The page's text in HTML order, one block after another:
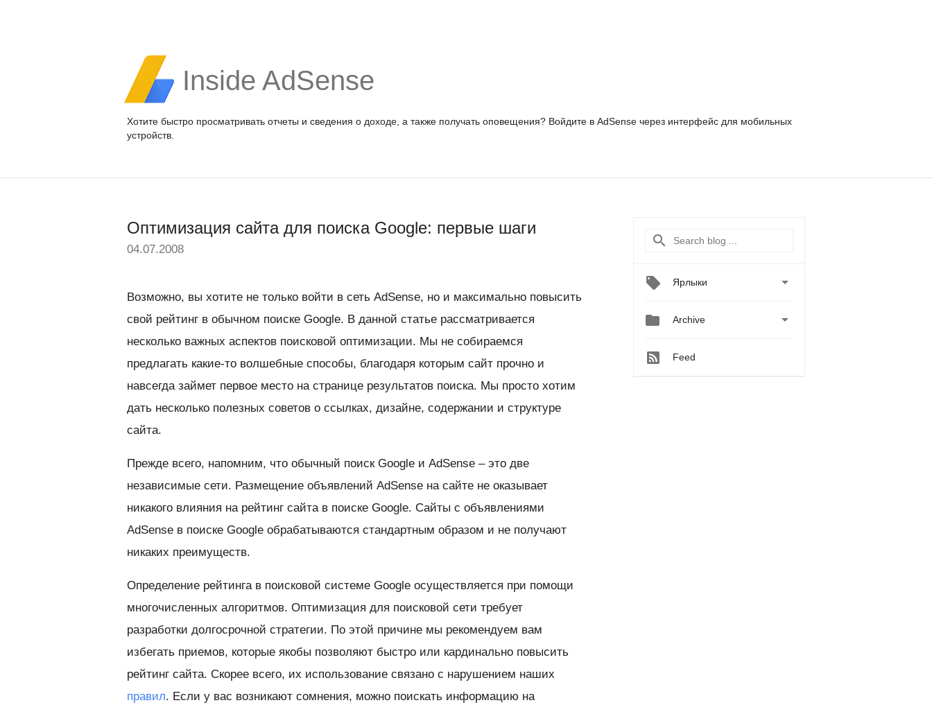
Inside AdSense
Хотите быстро просматривать отчеты и сведения о доходе, а также получать оповещения? Войдите в AdSense через интерфейс для мобильных
устройств.
Оптимизация сайта для поиска Google: первые шаги
04.07.2008
Возможно, вы хотите не только войти в сеть AdSense, но и максимально повысить
свой рейтинг в обычном поиске Google. В данной статье рассматривается
несколько важных аспектов поисковой оптимизации. Мы не собираемся
предлагать какие-то волшебные способы, благодаря которым сайт прочно и
навсегда займет первое место на странице результатов поиска. Мы просто хотим
дать несколько полезных советов о ссылках, дизайне, содержании и структуре
сайта.
Прежде всего, напомним, что обычный поиск Google и AdSense – это две
независимые сети. Размещение объявлений AdSense на сайте не оказывает
никакого влияния на рейтинг сайта в поиске Google. Сайты с объявлениями
AdSense в поиске Google обрабатываются стандартным образом и не получают
никаких преимуществ.
Определение рейтинга в поисковой системе Google осуществляется при помощи
многочисленных алгоритмов. Оптимизация для поисковой сети требует
разработки долгосрочной стратегии. По этой причине мы рекомендуем вам
избегать приемов, которые якобы позволяют быстро или кардинально повысить
рейтинг сайта. Скорее всего, их использование связано с нарушением наших
правил. Если у вас возникают сомнения, можно поискать информацию на
Ярлыки 
 Archive 
Feed